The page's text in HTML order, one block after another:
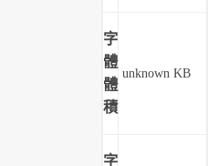
字
體
體
積
unknown KB
字